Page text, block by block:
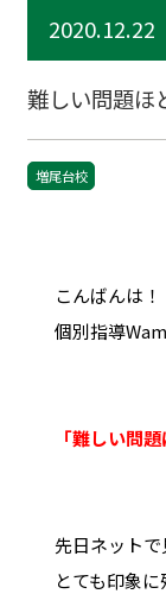
2020.12.22
難しい問題
増尾台校
こんばんは！
個別指導
「難しい問
先日ネットで
とても印象に